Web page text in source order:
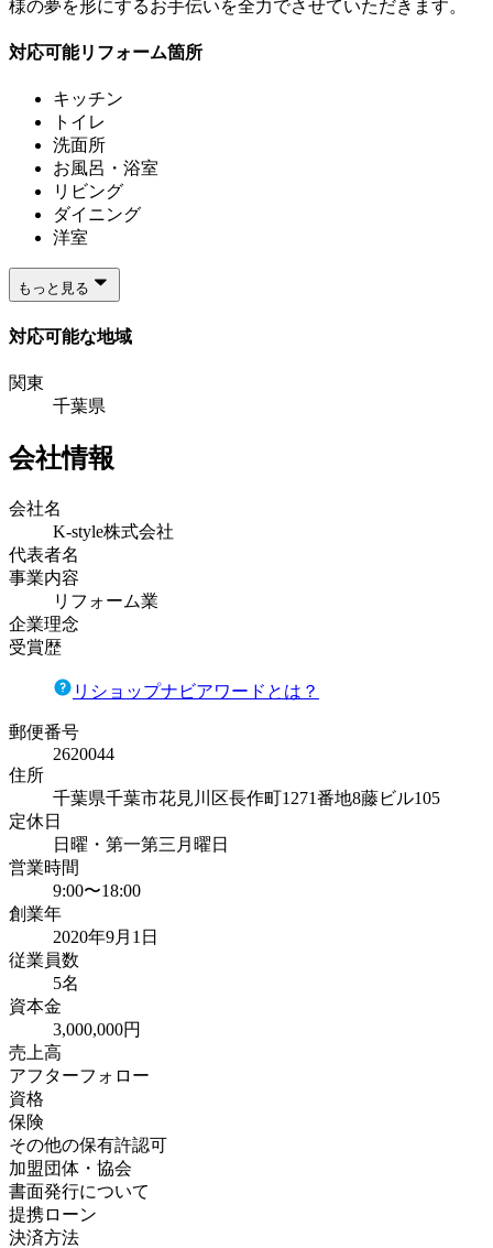
様の夢を形にするお手伝いを全力でさせていただきます。
対応可能リフォーム箇所
キッチン
トイレ
洗面所
お風呂・浴室
リビング
ダイニング
洋室
もっと見る
対応可能な地域
関東
千葉県
会社情報
会社名
K-style株式会社
代表者名
事業内容
リフォーム業
企業理念
受賞歴
リショップナビアワードとは？
郵便番号
2620044
住所
千葉県千葉市花見川区長作町1271番地8藤ビル105
定休日
日曜・第一第三月曜日
営業時間
9:00〜18:00
創業年
2020年9月1日
従業員数
5名
資本金
3,000,000円
売上高
アフターフォロー
資格
保険
その他の保有許認可
加盟団体・協会
書面発行について
提携ローン
決済方法